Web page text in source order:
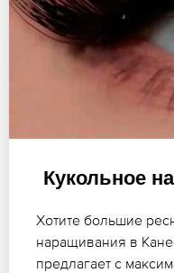
Кукольное
Хотите большие
наращивания в
предлагает с